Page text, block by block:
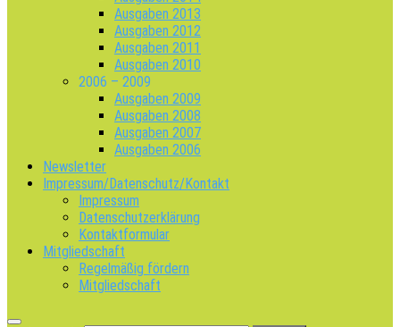
Ausgaben 2013
Ausgaben 2012
Ausgaben 2011
Ausgaben 2010
2006 – 2009
Ausgaben 2009
Ausgaben 2008
Ausgaben 2007
Ausgaben 2006
Newsletter
Impressum/Datenschutz/Kontakt
Impressum
Datenschutzerklärung
Kontaktformular
Mitgliedschaft
Regelmäßig fördern
Mitgliedschaft